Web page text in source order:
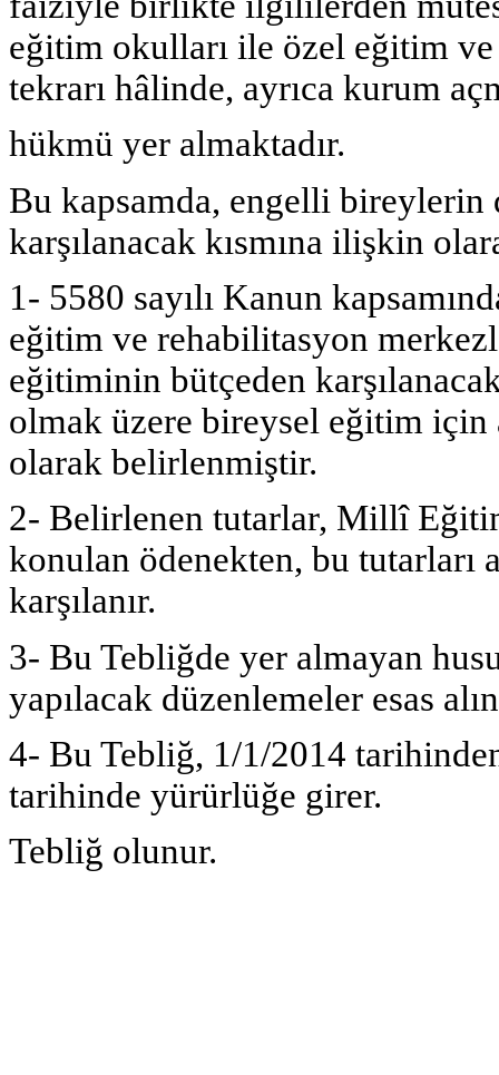
eğitim okulları ile özel eğitim
tekrarı hâlinde, ayrıca kurum
hükmü yer almaktadır.
Bu kapsamda, engelli
karşılanacak kısmına ilişkin
1- 5580 sayılı Kanun
eğitim ve rehabilitasyon
eğitiminin bütçeden
olmak üzere bireysel eğitim
olarak belirlenmiştir.
2- Belirlenen tutarlar, Millî
konulan ödenekten, bu tutarları
karşılanır.
3- Bu Tebliğde yer almayan
yapılacak düzenlemeler esas
4- Bu Tebliğ, 1/1/2014
tarihinde yürürlüğe girer.
Tebliğ olunur.